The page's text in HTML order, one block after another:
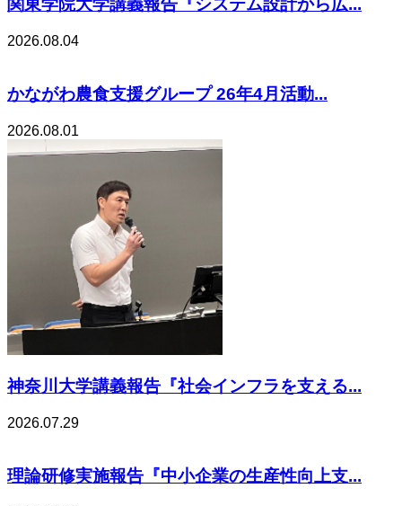
関東学院大学講義報告『システム設計から広...
2026.08.04
かながわ農食支援グループ 26年4月活動...
2026.08.01
神奈川大学講義報告『社会インフラを支える...
2026.07.29
理論研修実施報告『中小企業の生産性向上支...